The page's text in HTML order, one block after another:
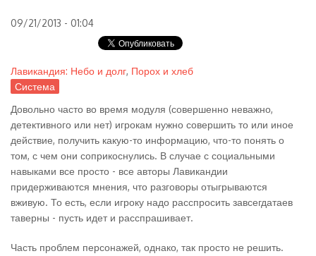
09/21/2013 - 01:04
Лавикандия: Небо и долг, Порох и хлеб
Система
Довольно часто во время модуля (совершенно неважно,
детективного или нет) игрокам нужно совершить то или иное
действие, получить какую-то информацию, что-то понять о
том, с чем они соприкоснулись. В случае с социальными
навыками все просто - все авторы Лавикандии
придерживаются мнения, что разговоры отыгрываются
вживую. То есть, если игроку надо расспросить завсегдатаев
таверны - пусть идет и расспрашивает.
Часть проблем персонажей, однако, так просто не решить.